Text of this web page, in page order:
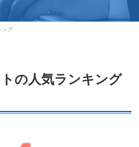
ング
の人気ランキング